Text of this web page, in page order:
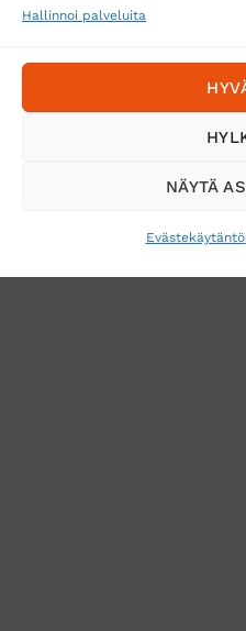
Hallinnoi palveluita
NÄYTÄ
Evästekäytäntö
Matkahuolto
Tilaa uutiskirje ja saat